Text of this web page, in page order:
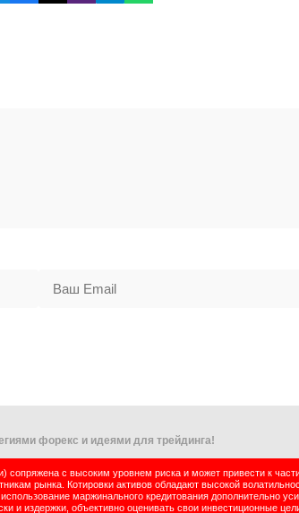
форекс и идеями для трейдинга!
с высоким уровнем риска и может привести к
рынка. Котировки активов обладают высокой
маржинального кредитования дополнительно
и издержки, объективно оценивать свои инвестиционные